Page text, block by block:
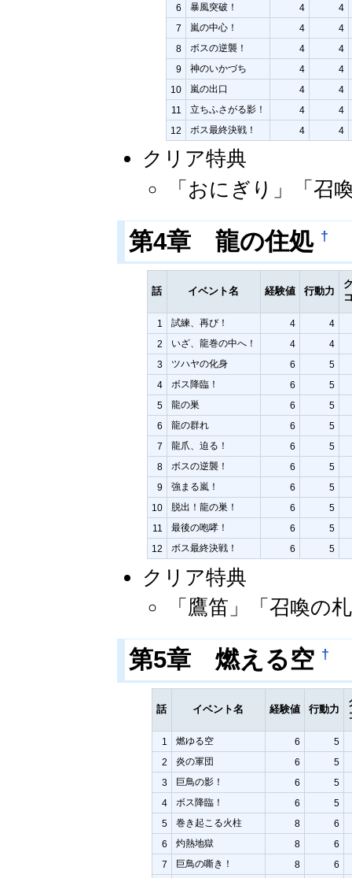
6
暴風突破！ 4
4
7
嵐の中心！ 4
4
8
ボスの逆襲！ 4
4
9
神のいかづち 4
4
10
嵐の出口 4
4
11
立ちふさがる影！ 4
4
12
ボス最終決戦！ 4 4
クリア特典
「おにぎり」「召
第4章 龍の住処 †
話 イベント名 経験値 行動力
1 試練、再び！ 4
4
2
いざ、龍巻の中へ！ 4
4
3
ツハヤの化身 6
5
4
ボス降臨！ 6
5
5
龍の巣 6
5
6
龍の群れ 6
5
7
龍爪、迫る！ 6
5
8
ボスの逆襲！ 6
5
9
強まる嵐！ 6
5
10
脱出！龍の巣！ 6
5
11
最後の咆哮！ 6
5
12
ボス最終決戦！ 6 5
クリア特典
「鷹笛」「召喚の
第5章 燃える空 †
話 イベント名 経験値 行動力
1 燃ゆる空 6
5
2
炎の軍団 6
5
3
巨鳥の影！ 6
5
4
ボス降臨！ 6
5
5
巻き起こる火柱 8
6
6
灼熱地獄 8
6
7
巨鳥の嘶き！ 8
6